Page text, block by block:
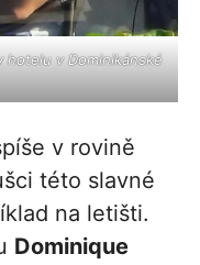
v Dominikánské
v rovině
této slavné
na letišti.
Dominique